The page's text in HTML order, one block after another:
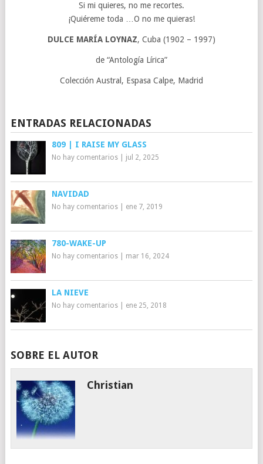
Si mi quieres, no me recortes.
¡Quiéreme toda …O no me quieras!
DULCE MARÍA LOYNAZ, Cuba (1902 – 1997)
de “Antología Lírica”
Colección Austral, Espasa Calpe, Madrid
ENTRADAS RELACIONADAS
809 | I RAISE MY GLASS
No hay comentarios| jul 2, 2025
NAVIDAD
No hay comentarios| ene 7, 2019
780-WAKE-UP
No hay comentarios| mar 16, 2024
LA NIEVE
No hay comentarios| ene 25, 2018
SOBRE EL AUTOR
Christian